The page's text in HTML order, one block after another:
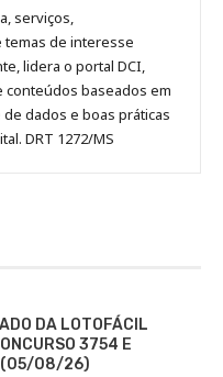
serviços,
de interesse
lidera o portal DCI,
baseados em
de dados e boas práticas
DRT 1272/MS
DA LOTOFÁCIL
3754 E
(05/08/26)